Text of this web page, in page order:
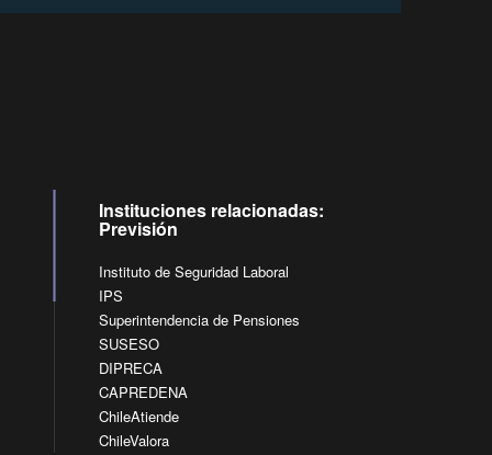
Instituciones relacionadas:
Previsión
Instituto de Seguridad Laboral
IPS
Superintendencia de Pensiones
SUSESO
DIPRECA
CAPREDENA
ChileAtiende
ChileValora